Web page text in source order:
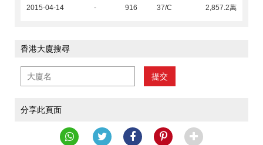
2015-04-14
- 916 37/C 2,857.2萬
香港大廈搜尋
提交
分享此頁面